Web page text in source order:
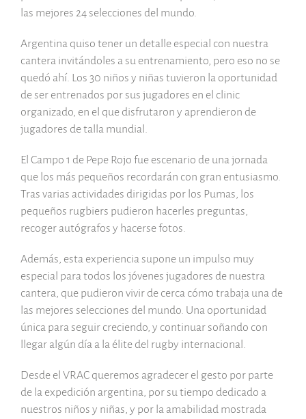
las mejores 24 selecciones del mundo.
Argentina quiso tener un detalle especial con nuestra
cantera invitándoles a su entrenamiento, pero eso no se
quedó ahí. Los 30 niños y niñas tuvieron la oportunidad
de ser entrenados por sus jugadores en el clinic
organizado, en el que disfrutaron y aprendieron de
jugadores de talla mundial.
El Campo 1 de Pepe Rojo fue escenario de una jornada
que los más pequeños recordarán con gran entusiasmo.
Tras varias actividades dirigidas por los Pumas, los
pequeños rugbiers pudieron hacerles preguntas,
recoger autógrafos y hacerse fotos.
Además, esta experiencia supone un impulso muy
especial para todos los jóvenes jugadores de nuestra
cantera, que pudieron vivir de cerca cómo trabaja una de
las mejores selecciones del mundo. Una oportunidad
única para seguir creciendo, y continuar soñando con
llegar algún día a la élite del rugby internacional.
Desde el VRAC queremos agradecer el gesto por parte
de la expedición argentina, por su tiempo dedicado a
nuestros niños y niñas, y por la amabilidad mostrada